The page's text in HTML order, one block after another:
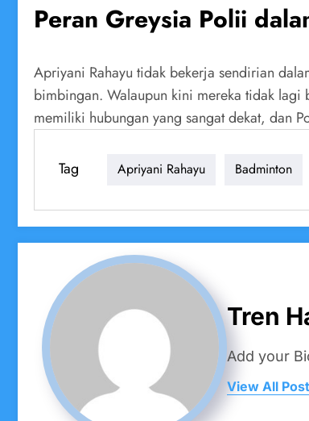
Peran Greysia Polii
Apriyani Rahayu tidak bekerja sendirian
bimbingan. Walaupun kini mereka tidak lagi
memiliki hubungan yang sangat dekat, dan
Tag Apriyani Rahayu Badminton
Tren
Add your
View All